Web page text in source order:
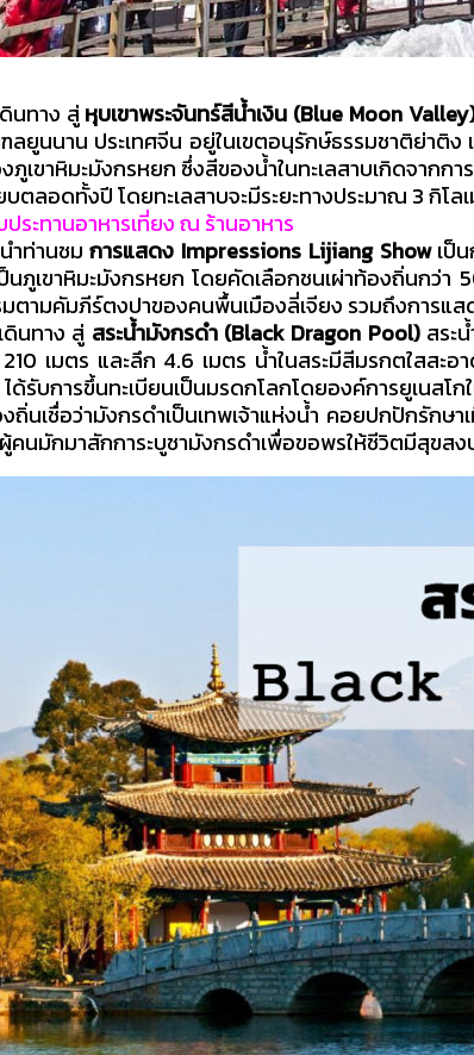
ทาง สู่ หุบเขาพระจันทร์สีน้ำเงิน (Blue Moon
ลยูนนาน ประเทศจีน อยู่ในเขตอนุรักษ์ธรรมชาติย่าติง
ภูเขาหิมะมังกรหยก ซึ่งสีของน้ำในทะเลสาบเกิดจากก
บตลอดทั้งปี โดยทะเลสาบจะมีระยะทางประมาณ 3 กิโล
ประทานอาหารเที่ยง ณ ร้านอาหาร
ท่านชม การแสดง Impressions Lijiang Showเป็น
นภูเขาหิมะมังกรหยก โดยคัดเลือกชนเผ่าท้องถิ่นกว่
ามคัมภีร์ตงปาของคนพื้นเมืองลี่เจียง รวมถึงการแ
ทาง สู่ สระน้ำมังกรดำ (Black Dragon Pool)สระ
เมตร และลึก 4.6 เมตร น้ำในสระมีสีมรกตใสสะ
ได้รับการขึ้นทะเบียนเป็นมรดกโลกโดยองค์การยูเนส
ถิ่นเชื่อว่ามังกรดำเป็นเทพเจ้าแห่งน้ำ คอยปกปักรัก
คนมักมาสักการะบูชามังกรดำเพื่อขอพรให้ชีวิตมีสุขสง